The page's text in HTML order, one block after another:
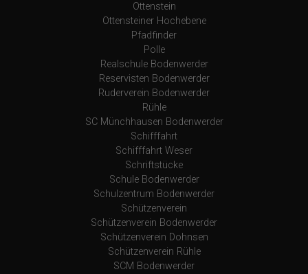
Ottenstein
Ottensteiner Hochebene
Pfadfinder
Polle
Realschule Bodenwerder
Reservisten Bodenwerder
Ruderverein Bodenwerder
Rühle
SC Münchhausen Bodenwerder
Schifffahrt
Schifffahrt Weser
Schriftstücke
Schule Bodenwerder
Schulzentrum Bodenwerder
Schützenverein
Schützenverein Bodenwerder
Schützenverein Dohnsen
Schützenverein Rühle
SCM Bodenwerder